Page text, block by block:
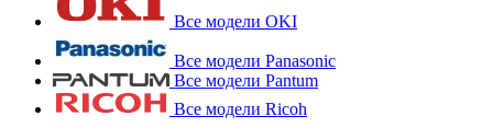
Все модели OKI
Все модели Panasonic
Все модели Pantum
Все модели Ricoh